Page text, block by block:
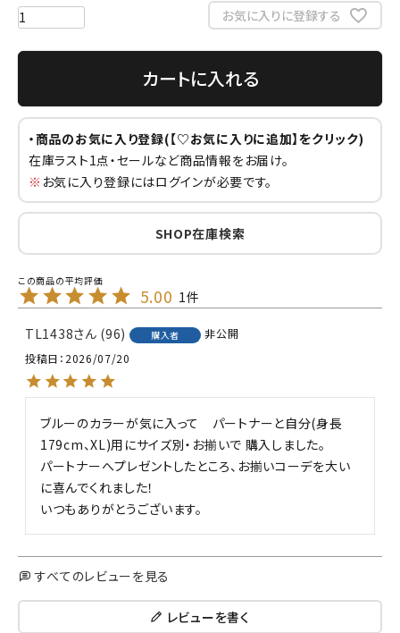
お気に入りに登録する
カートに入れる
・商品のお気に入り登録(【♡お気に入りに追加】をクリック)
在庫ラスト1点・セールなど商品情報をお届け。
※ お気に入り登録にはログインが必要です。
SHOP在庫検索
5.00 1
TL1438 96 購入者
非公開
投稿日 2026/07/20
ブルーのカラーが気に入って　パートナーと自分(身長
179cm、XL)用にサイズ別・お揃いで 購入しました。
パートナーへプレゼントしたところ、お揃いコーデを大い
に喜んでくれました！
いつもありがとうございます。
すべてのレビューを見る
レビューを書く